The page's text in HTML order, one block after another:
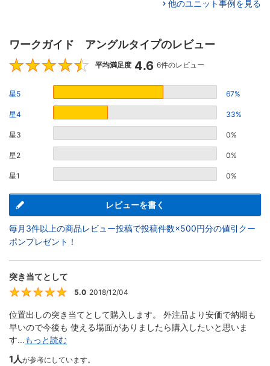
他のユニット事例を見る
ワークガイド アングルタイプのレビュー
4.6
平均満足度 4.6 6件のレビュー
星5 67%
星4 33%
星3 0%
星2 0%
星1 0%
レビューを書く
毎月3件以上の商品レビュー投稿で投稿件数×500円分の値引クー
ポンプレゼント！
突き当てとして
5
5.0 2018/12/04
位置出しの突き当てとして購入します。 外注品より安価で納期も
早いので今後も 使える場面がありましたら購入したいと思いま
す...もっと読む
1人が参考にしています。